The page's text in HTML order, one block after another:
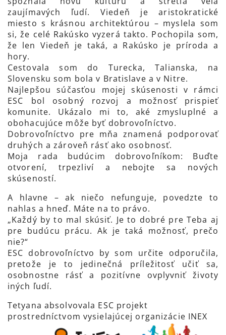
zaujímavých ľudí. Viedeň je aristokratické
miesto s krásnou architektúrou – myslela som
si, že celé Rakúsko vyzerá takto. Pochopila som,
že len Viedeň je taká, a Rakúsko je príroda a
hory.
Cestovala som do Turecka, Talianska, na
Slovensku som bola v Bratislave a v Nitre.
Najlepšou súčasťou mojej skúsenosti v rámci
ESC bol osobný rozvoj a možnosť prispieť
komunite. Ukázalo mi to, aké zmysluplné a
obohacujúce môže byť dobrovoľníctvo.
Dobrovoľníctvo pre mňa znamená podporovať
druhých a zároveň rásť ako osobnosť.
Moja rada budúcim dobrovoľníkom: Buďte
otvorení, trpezliví a nebojte sa nových
skúseností.
A hlavne – ak niečo nefunguje, povedzte to
nahlas a hneď. Máte na to právo.
„Každý by to mal skúsiť. Je to dobré pre Teba aj
pre budúcu prácu. Ak je taká možnosť, prečo
nie?“
ESC dobrovoľníctvo by som určite odporučila,
pretože je to jedinečná príležitosť učiť sa,
osobnostne rásť a pozitívne ovplyvniť životy
iných ľudí.
Tetyana absolvovala ESC projekt
prostredníctvom vysielajúcej organizácie INEX